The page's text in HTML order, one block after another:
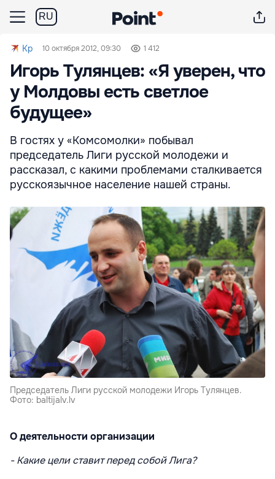
RU
Kp 10 октября 2012, 09:30 1 412
Игорь Тулянцев: «Я уверен, что
у Молдовы есть светлое
будущее»
В гостях у «Комсомолки» побывал
председатель Лиги русской молодежи и
рассказал, с какими проблемами сталкивается
русскоязычное население нашей страны.
Председатель Лиги русской молодежи Игорь Тулянцев.
Фото: baltijalv.lv
О деятельности организации
- Какие цели ставит перед собой Лига?